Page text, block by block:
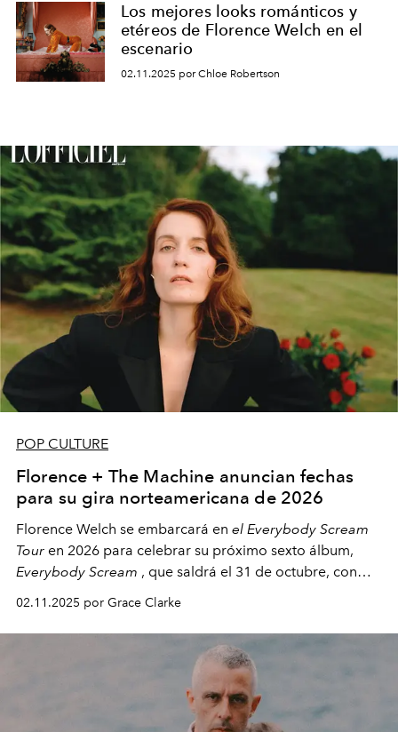
Los mejores looks románticos y
etéreos de Florence Welch en el
escenario
02.11.2025 por Chloe Robertson
POP CULTURE
Florence + The Machine anuncian fechas
para su gira norteamericana de 2026
Florence Welch se embarcará en el Everybody Scream
Tour en 2026 para celebrar su próximo sexto álbum,
Everybody Scream , que saldrá el 31 de octubre, con
fechas en Norteamérica a partir de abril del próximo
02.11.2025 por Grace Clarke